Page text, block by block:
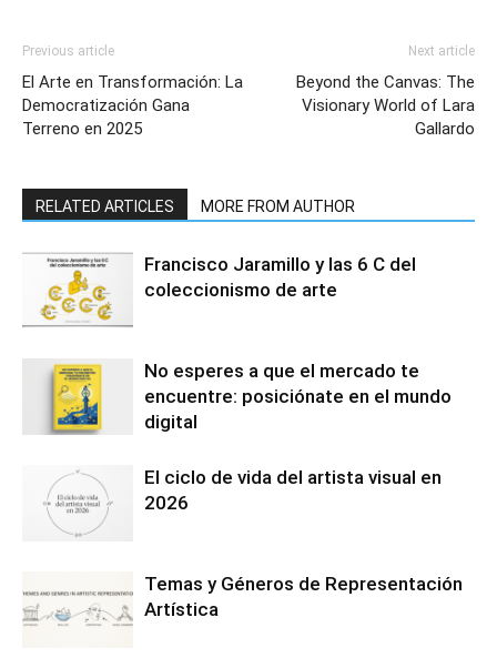
Previous article
El Arte en Transformación: La
Democratización Gana
Terreno en 2025
Next article
Beyond the Canvas: The
Visionary World of Lara
Gallardo
RELATED ARTICLES MORE FROM AUTHOR
Francisco Jaramillo y las 6 C del
coleccionismo de arte
No esperes a que el mercado te
encuentre: posiciónate en el mundo
digital
El ciclo de vida del artista visual en
2026
Temas y Géneros de Representación
Artística